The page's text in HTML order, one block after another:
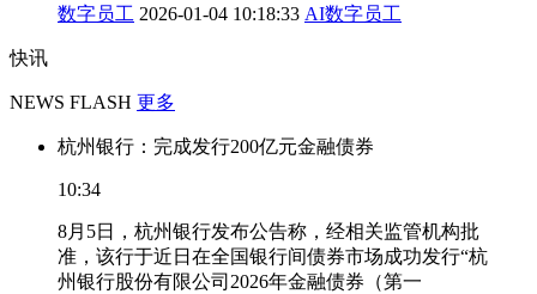
数字员工 2026-01-04 10:18:33 AI数字员工
快讯
NEWS FLASH 更多
杭州银行：完成发行200亿元金融债券
10:34
8月5日，杭州银行发布公告称，经相关监管机构批
准，该行于近日在全国银行间债券市场成功发行“杭
州银行股份有限公司2026年金融债券（第一